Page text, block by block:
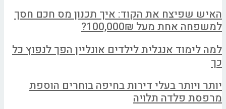
האיש שפיצח את הקוד: איך תכנון מס חכם חסך
למשפחה אחת מעל 100,000₪?
למה לימוד אנגלית לילדים אונליין הפך לנפוץ כל
כך
יותר ויותר בעלי דירות בחיפה בוחרים הוספת
מרפסת פלדה תלויה